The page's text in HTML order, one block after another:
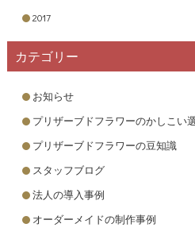
2017
カテゴリー
お知らせ
プリザーブドフラワーのかしこい
プリザーブドフラワーの豆知識
スタッフブログ
法人の導入事例
オーダーメイドの制作事例